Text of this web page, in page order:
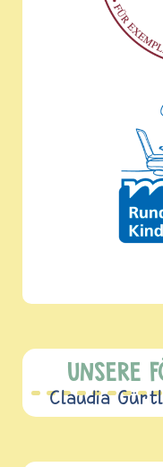
UNSERE
Claudia